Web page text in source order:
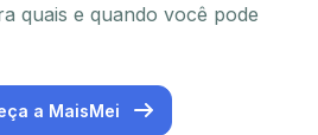
quais e quando você pode
a MaisMei